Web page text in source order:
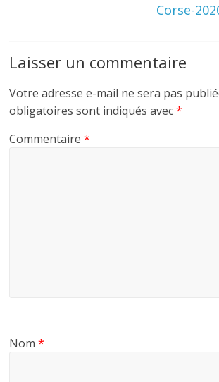
Corse-
Laisser un commentaire
Votre adresse e-mail ne sera pas
obligatoires sont indiqués avec*
Commentaire*
Nom*